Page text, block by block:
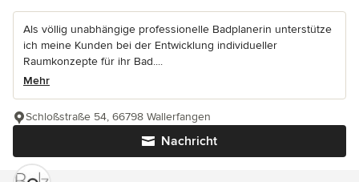
Als völlig unabhängige professionelle Badplanerin unterstütze
ich meine Kunden bei der Entwicklung individueller
Raumkonzepte für ihr Bad....
Mehr
Nachricht
Schloßstraße 54, 66798 Wallerfangen